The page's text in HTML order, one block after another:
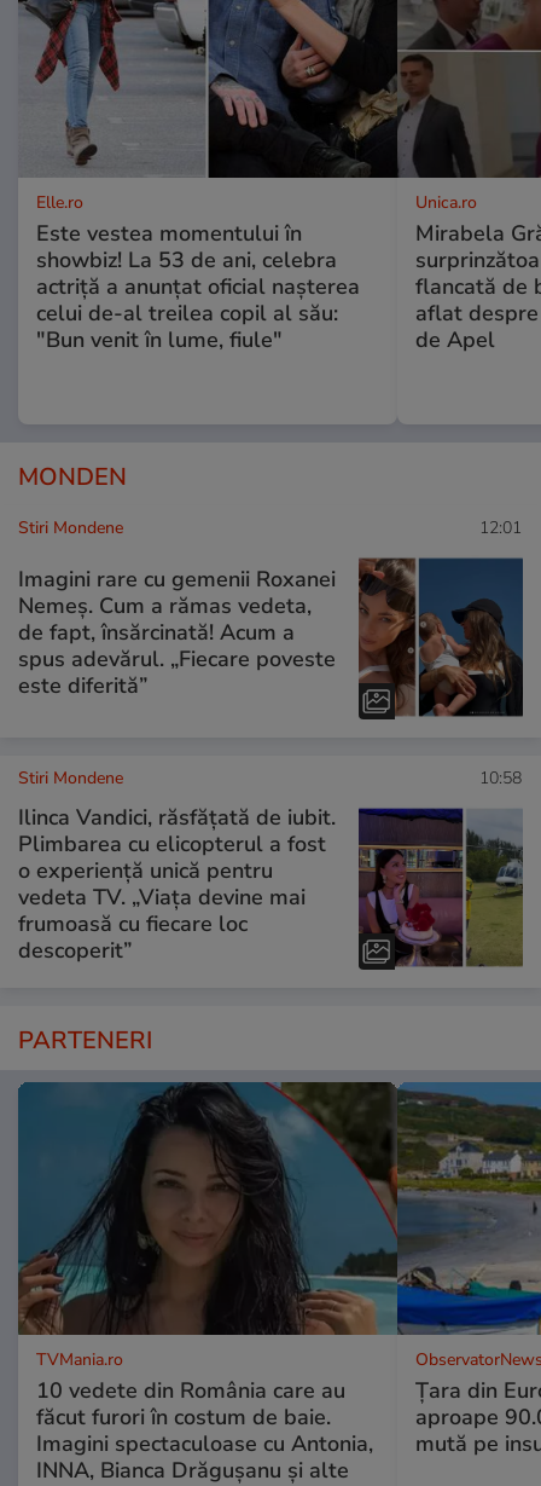
Elle.ro
Este vestea momentului în
showbiz! La 53 de ani, celebra
actriță a anunțat oficial nașterea
celui de-al treilea copil al său:
"Bun venit în lume, fiule"
Unica.ro
Mirabela
flancată de
aflat
de Apel
MONDEN
Stiri Mondene 12:01
Imagini rare cu gemenii Roxanei
Nemeș. Cum a rămas vedeta,
de fapt, însărcinată! Acum a
spus adevărul. „Fiecare poveste
este diferită”
Stiri Mondene 10:58
Ilinca Vandici, răsfățată de iubit.
Plimbarea cu elicopterul a fost
o experiență unică pentru
vedeta TV. „Viața devine mai
frumoasă cu fiecare loc
descoperit”
PARTENERI
TVMania.ro
10 vedete din România care au
făcut furori în costum de baie.
Imagini spectaculoase cu Antonia,
INNA, Bianca Drăgușanu și alte
Țara din
aproape
mută pe